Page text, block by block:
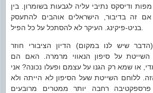
ודיסקס נתיבי עליה לגבעות בשומרון. בין
זה בדיבור, הישראלים אוהבים להתעסק
שיש לנו במקום) הדיון הציבורי חוזר
על סיפון הנאווי מרמרה. האם הם
או שמא רק הגנו על עצמם ופעלו נכונה? אני
ללוחם השייטת שעל הסיפון לא הייתה ולא
פרספקטיבה רחבה יותר ממטרים מרובעים